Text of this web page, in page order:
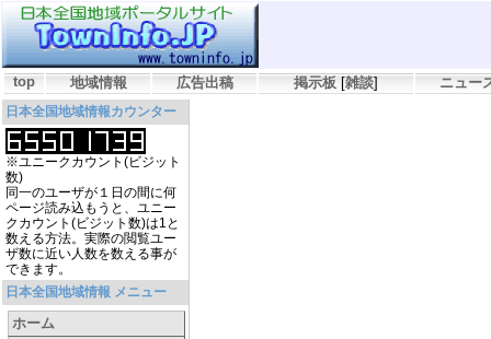
top 地域情報 広告出稿 掲示板 [雑談] ニュー
日本全国地域情報カウンター
※ユニークカウント(ビジット
数)
同一のユーザが１日の間に何
ページ読み込もうと、ユニー
クカウント(ビジット数)は1と
数える方法。実際の閲覧ユー
ザ数に近い人数を数える事が
できます。
日本全国地域情報 メニュー
ホーム